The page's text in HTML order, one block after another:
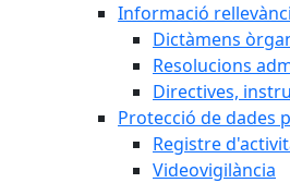
Informació
Dictàmens
Resolucions
Directives,
Protecció de dades
Registre
Videovigilància